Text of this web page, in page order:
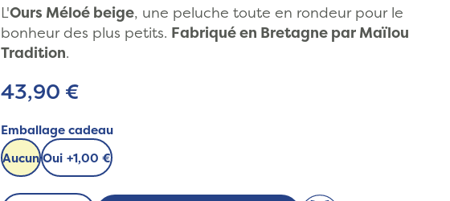
L'Ours Méloé beige, une peluche toute en rondeur pour le
bonheur des plus petits. Fabriqué en Bretagne par Maïlou
Tradition.
43,90 €
Emballage cadeau
AucunOui +1,00 €